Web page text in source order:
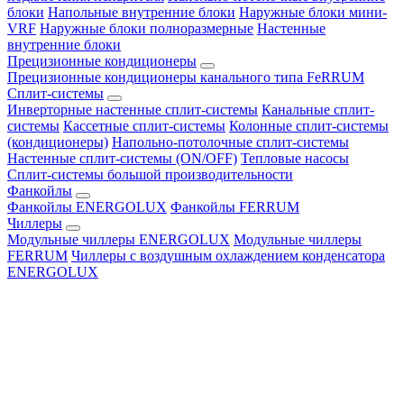
блоки Напольные внутренние блоки Наружные блоки мини-
VRF Наружные блоки полноразмерные Настенные
внутренние блоки
Прецизионные кондиционеры
Прецизионные кондиционеры канального типа FeRRUM
Сплит-системы
Инверторные настенные сплит-системы Канальные сплит-
системы Кассетные сплит-системы Колонные сплит-системы
(кондиционеры) Напольно-потолочные сплит-системы
Настенные сплит-системы (ON/OFF) Тепловые насосы
Сплит-системы большой производительности
Фанкойлы
Фанкойлы ENERGOLUX Фанкойлы FERRUM
Чиллеры
Модульные чиллеры ENERGOLUX Модульные чиллеры
FERRUM Чиллеры с воздушным охлаждением конденсатора
ENERGOLUX